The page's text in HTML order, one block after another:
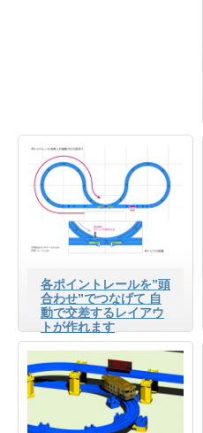
各ポイントレールを”頭
合わせ”でつなげて 自
動で交差するレイアウ
トが作れます